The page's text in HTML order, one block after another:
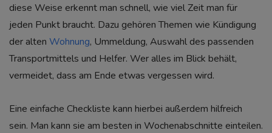
diese Weise erkennt man schnell, wie viel Zeit man für
jeden Punkt braucht. Dazu gehören Themen wie Kündigung
der alten Wohnung, Ummeldung, Auswahl des passenden
Transportmittels und Helfer. Wer alles im Blick behält,
vermeidet, dass am Ende etwas vergessen wird.
Eine einfache Checkliste kann hierbei außerdem hilfreich
sein. Man kann sie am besten in Wochenabschnitte einteilen.